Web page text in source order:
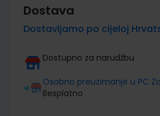
Dostava
Dostavljamo po cijeloj
Dostupno za narudžbu
Osobno preuzimanje u PC
Besplatno